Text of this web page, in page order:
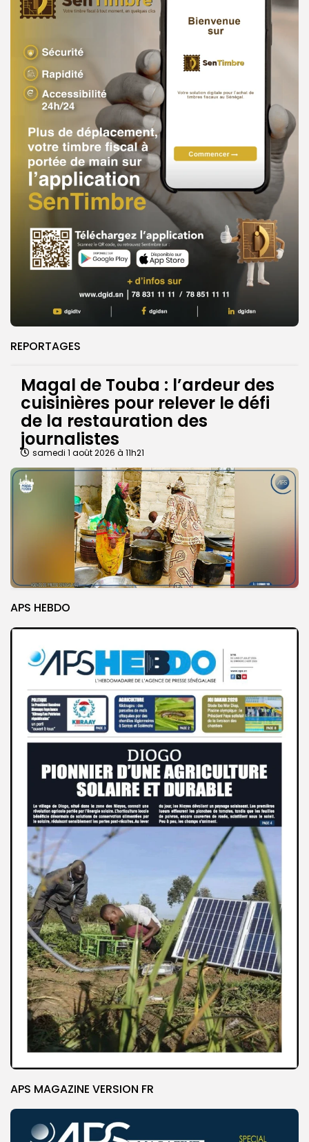
REPORTAGES
Magal de Touba : l’ardeur des
cuisinières pour relever le défi
de la restauration des
journalistes
samedi 1 août 2026 à 11h21
APS HEBDO
APS MAGAZINE VERSION FR